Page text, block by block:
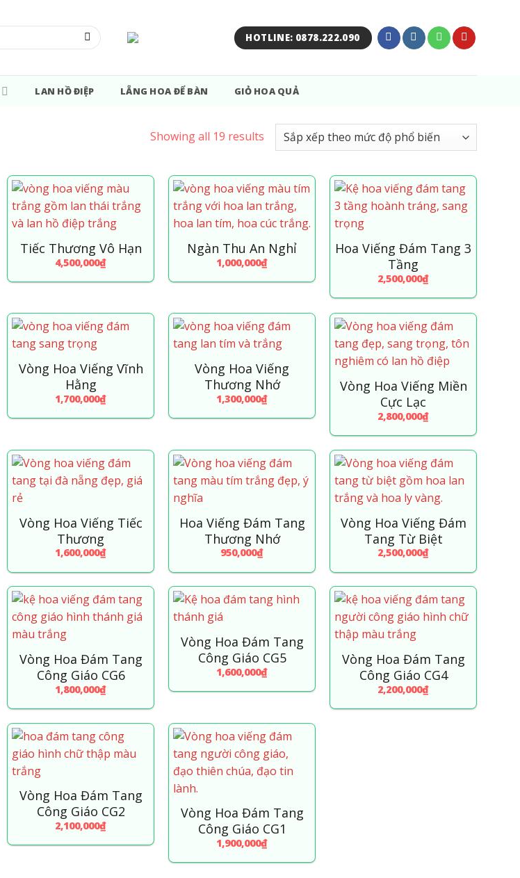
HOTLINE: 0878.222.090
LAN HỒ ĐIỆP LẴNG HOA ĐỂ BÀN GIỎ HOA QUẢ
Showing all 19 results
Tiếc Thương Vô Hạn
4,500,000₫
Ngàn Thu An Nghỉ
1,000,000₫
Hoa Viếng Đám Tang 3
Tầng
2,500,000₫
Vòng Hoa Viếng Vĩnh
Hằng
1,700,000₫
Vòng Hoa Viếng
Thương Nhớ
1,300,000₫
Vòng Hoa Viếng Miền
Cực Lạc
2,800,000₫
Vòng Hoa Viếng Tiếc
Thương
1,600,000₫
Hoa Viếng Đám Tang
Thương Nhớ
950,000₫
Vòng Hoa Viếng Đám
Tang Từ Biệt
2,500,000₫
Vòng Hoa Đám Tang
Công Giáo CG6
1,800,000₫
Vòng Hoa Đám Tang
Công Giáo CG5
1,600,000₫
Vòng Hoa Đám Tang
Công Giáo CG4
2,200,000₫
Vòng Hoa Đám Tang
Công Giáo CG2
2,100,000₫
Vòng Hoa Đám Tang
Công Giáo CG1
1,900,000₫